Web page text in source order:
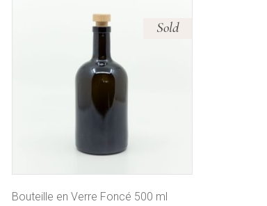
Sold
Bouteille en Verre Foncé 500 ml